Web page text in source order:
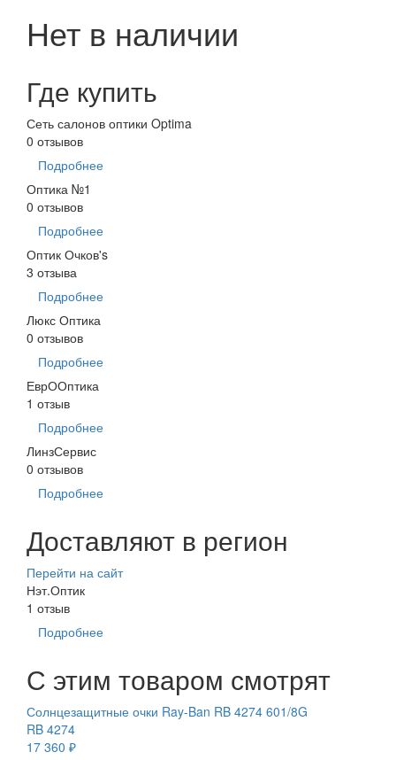
Нет в наличии
Где купить
Сеть салонов оптики Optima
0 отзывов
Подробнее
Оптика №1
0 отзывов
Подробнее
Оптик Очков's
3 отзыва
Подробнее
Люкс Оптика
0 отзывов
Подробнее
ЕврООптика
1 отзыв
Подробнее
ЛинзСервис
0 отзывов
Подробнее
Доставляют в регион
Перейти на сайт
Нэт.Оптик
1 отзыв
Подробнее
С этим товаром смотрят
Солнцезащитные очки Ray-Ban RB 4274 601/8G
RB 4274
17 360 ₽